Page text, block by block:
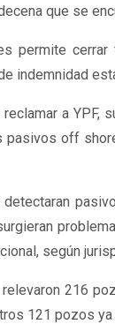
que se
permite
indemnidad
reclamar a
off
según
216
121 pozos